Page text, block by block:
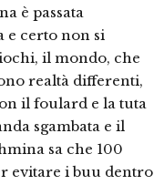
è passata
e certo non si
il mondo, che
realtà differenti,
il foulard e la tuta
sgambata e il
sa che 100
evitare i buu dentro